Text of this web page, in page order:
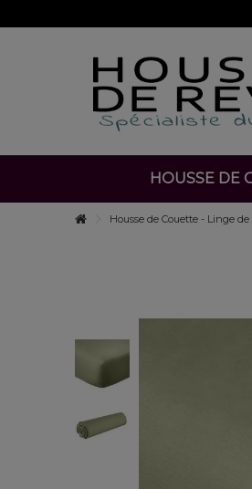
HOUSSE DE
Housse de Couette - Linge de